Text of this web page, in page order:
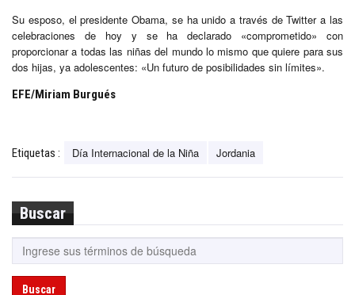
Su esposo, el presidente Obama, se ha unido a través de Twitter a las
celebraciones de hoy y se ha declarado «comprometido» con
proporcionar a todas las niñas del mundo lo mismo que quiere para sus
dos hijas, ya adolescentes: «Un futuro de posibilidades sin límites».
EFE/Miriam Burgués
Etiquetas : Día Internacional de la Niña Jordania
Buscar
Buscar